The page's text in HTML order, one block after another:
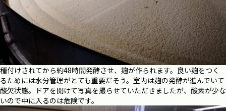
種付けされてから約48時間発酵させ、麹が作られます。良い麹をつく
るためには水分管理がとても重要だそう。室内は麹の発酵が進んでいて
酸欠状態。ドアを開けて写真を撮らせていただきましたが、酸素が少な
いので中に入るのは危険です。